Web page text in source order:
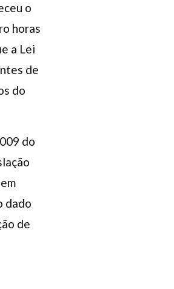
o
horas
a Lei
de
do
do
dado
de